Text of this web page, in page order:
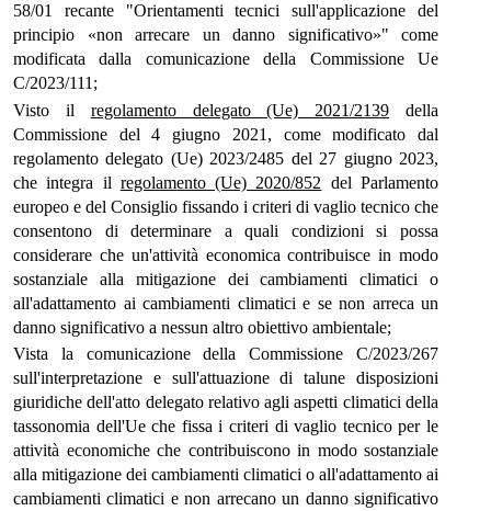
58/01 recante "Orientamenti tecnici sull'applicazione del
principio «non arrecare un danno significativo»" come
modificata dalla comunicazione della Commissione Ue
C/2023/111;
Visto il regolamento delegato (Ue) 2021/2139 della
Commissione del 4 giugno 2021, come modificato dal
regolamento delegato (Ue) 2023/2485 del 27 giugno 2023,
che integra il regolamento (Ue) 2020/852 del Parlamento
europeo e del Consiglio fissando i criteri di vaglio tecnico che
consentono di determinare a quali condizioni si possa
considerare che un'attività economica contribuisce in modo
sostanziale alla mitigazione dei cambiamenti climatici o
all'adattamento ai cambiamenti climatici e se non arreca un
danno significativo a nessun altro obiettivo ambientale;
Vista la comunicazione della Commissione C/2023/267
sull'interpretazione e sull'attuazione di talune disposizioni
giuridiche dell'atto delegato relativo agli aspetti climatici della
tassonomia dell'Ue che fissa i criteri di vaglio tecnico per le
attività economiche che contribuiscono in modo sostanziale
alla mitigazione dei cambiamenti climatici o all'adattamento ai
cambiamenti climatici e non arrecano un danno significativo